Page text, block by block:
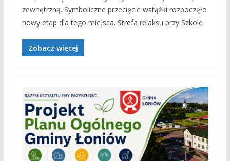
zewnętrzną. Symboliczne przecięcie wstążki rozpoczęło
nowy etap dla tego miejsca. Strefa relaksu przy Szkole
Zobacz więcej